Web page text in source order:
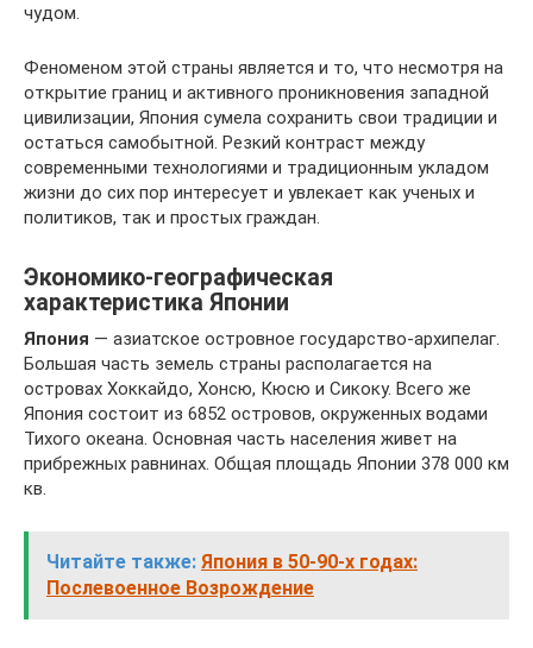
чудом.
Феноменом этой страны является и то, что несмотря на
открытие границ и активного проникновения западной
цивилизации, Япония сумела сохранить свои традиции и
остаться самобытной. Резкий контраст между
современными технологиями и традиционным укладом
жизни до сих пор интересует и увлекает как ученых и
политиков, так и простых граждан.
Экономико-географическая
характеристика Японии
Япония — азиатское островное государство-архипелаг.
Большая часть земель страны располагается на
островах Хоккайдо, Хонсю, Кюсю и Сикоку. Всего же
Япония состоит из 6852 островов, окруженных водами
Тихого океана. Основная часть населения живет на
прибрежных равнинах. Общая площадь Японии 378 000 км
кв.
Читайте также: Япония в 50-90-х годах:
Послевоенное Возрождение